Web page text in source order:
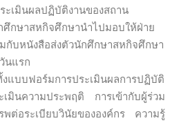
ะเมินผลปฏิบัติงานของสถาน
ศึกษาสหกิจศึกษานำไปมอบให้ฝ่าย
กับหนังสือส่งตัวนักศึกษาสหกิจศึกษา
นแรก
แบบฟอร์มการประเมินผลการปฏิบัติ
เมินความประพฤติ การเข้ากับผู้ร่วม
ต่อระเบียบวินัยขององค์กร ความรู้